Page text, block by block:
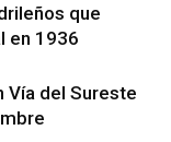
que
en 1936
Vía del Sureste